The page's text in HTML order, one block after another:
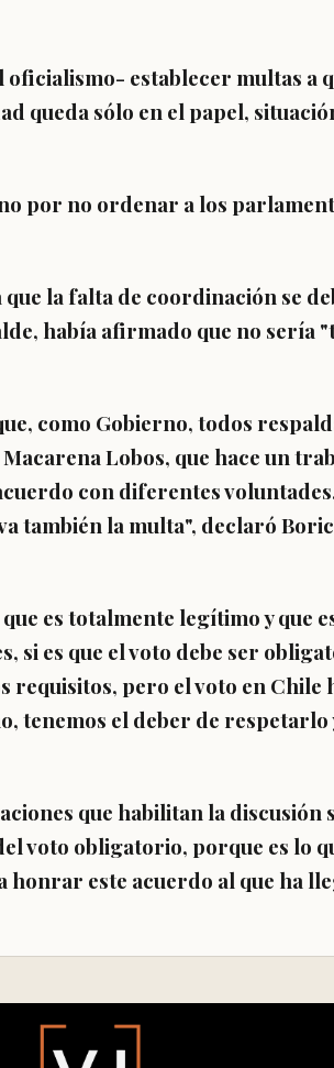
oficialismo- establecer multas a
queda sólo en el papel,
por no ordenar a los
la falta de coordinación se
, había afirmado que no sería
como Gobierno, todos
Lobos, que hace un
con diferentes
también la multa", declaró
es totalmente legítimo y que
si es que el voto debe ser
requisitos, pero el voto en Chile
tenemos el deber de respetarlo
que habilitan la discusión
voto obligatorio, porque es lo
honrar este acuerdo al que ha